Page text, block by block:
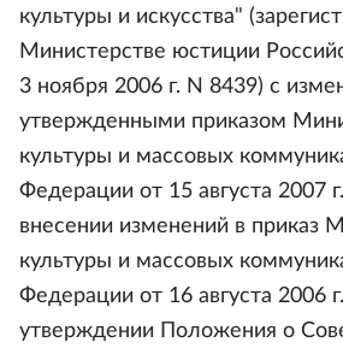
культуры и искусства"
Министерстве юстиции
3 ноября 2006 г. N 8439) с
утвержденными приказом
культуры и массовых
Федерации от 15 августа 2007
внесении изменений в приказ
культуры и массовых
Федерации от 16 августа 2006
утверждении Положения о